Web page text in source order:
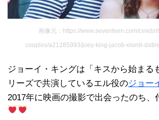
画像元：https://www.seventeen.com/
couples/a21285993/joey-king-jacob-elordi-
ジョーイ・キングは「キスから始まる
リーズで共演しているエル役のジョー
2017年に映画の撮影で出会ったのち、